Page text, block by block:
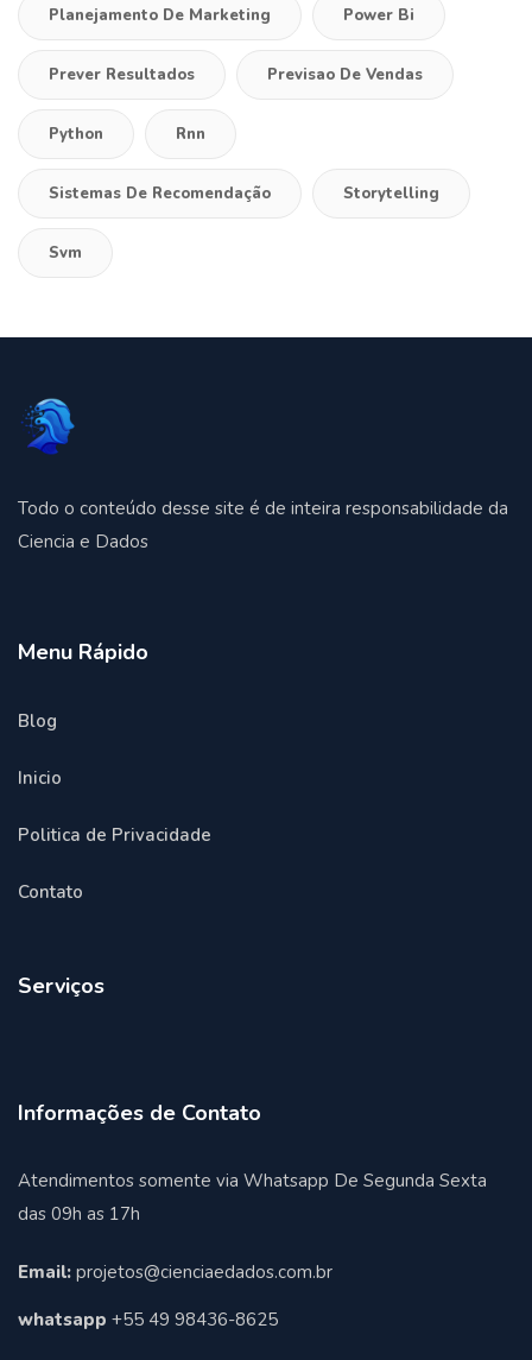
Planejamento De Marketing Power Bi
Prever Resultados Previsao De Vendas
Python Rnn
Sistemas De Recomendação Storytelling
Svm
Todo o conteúdo desse site é de inteira responsabilidade da
Ciencia e Dados
Menu Rápido
Blog
Inicio
Politica de Privacidade
Contato
Serviços
Informações de Contato
Atendimentos somente via Whatsapp De Segunda Sexta
das 09h as 17h
Email: projetos@cienciaedados.com.br
whatsapp +55 49 98436-8625